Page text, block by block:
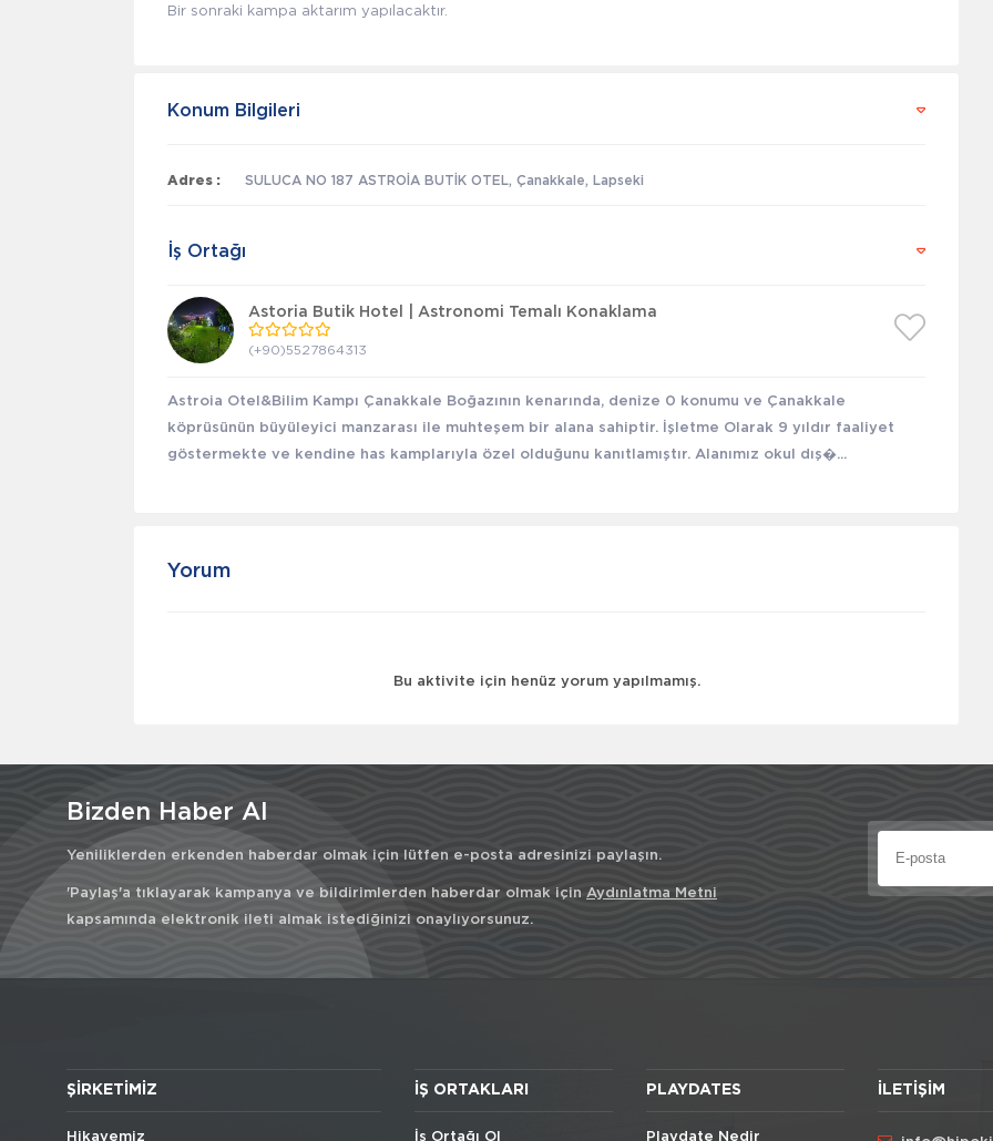
Bir sonraki kampa aktarım yapılacaktır.
Konum Bilgileri
Adres : SULUCA NO 187 ASTROİA BUTİK OTEL, Çanakkale, Lapseki
İş Ortağı
Astoria Butik Hotel | Astronomi Temalı Konaklama
(+90)5527864313
Astroia Otel&Bilim Kampı Çanakkale Boğazının kenarında, denize 0 konumu ve Çanakkale
köprüsünün büyüleyici manzarası ile muhteşem bir alana sahiptir. İşletme Olarak 9 yıldır faaliyet
göstermekte ve kendine has kamplarıyla özel olduğunu kanıtlamıştır. Alanımız okul dış�...
Yorum
Bu aktivite için henüz yorum yapılmamış.
Bizden Haber Al
Yeniliklerden erkenden haberdar olmak için lütfen e-posta adresinizi paylaşın.
'Paylaş'a tıklayarak kampanya ve bildirimlerden haberdar olmak için Aydınlatma Metni
kapsamında elektronik ileti almak istediğinizi onaylıyorsunuz.
ŞIRKETIMIZ
Hikayemiz
İŞ ORTAKLARI
İş Ortağı Ol
PLAYDATES
Playdate Nedir
İLETIŞIM